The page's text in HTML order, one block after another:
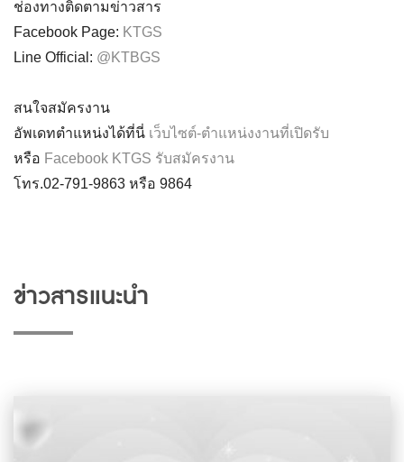
ช่องทางติดตามข่าวสาร
Facebook Page: KTGS
Line Official: @KTBGS
สนใจสมัครงาน
อัพเดทตำแหน่งได้ที่นี่ เว็บไซต์-ตำแหน่งงานที่เปิดรับ
หรือ Facebook KTGS รับสมัครงาน
โทร.02-791-9863 หรือ 9864
ข่าวสารแนะนำ